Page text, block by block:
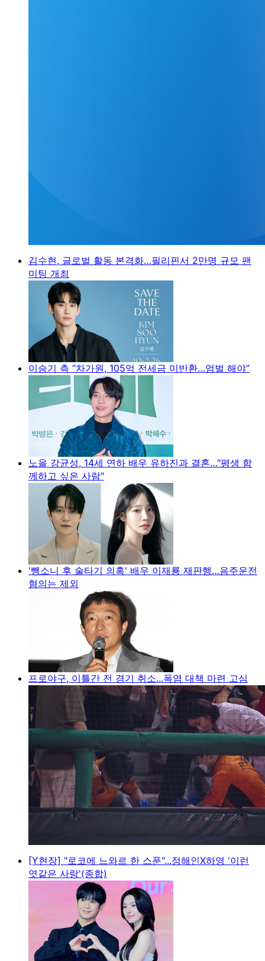
김수현, 글로벌 활동 본격화…필리핀서 2만명 규모 팬
미팅 개최
이승기 측 “차가원, 105억 전세금 미반환…엄벌 해야”
노을 강균성, 14세 연하 배우 유하진과 결혼…"평생 함
께하고 싶은 사람"
'뺑소니 후 술타기 의혹' 배우 이재룡 재판행…음주운전
혐의는 제외
프로야구, 이틀간 전 경기 취소...폭염 대책 마련 고심
[Y현장] "로코에 느와르 한 스푼"...정해인X하영 '이런
엿같은 사랑'(종합)